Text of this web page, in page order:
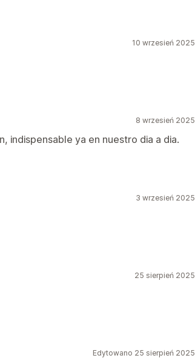
10 wrzesień 2025
8 wrzesień 2025
indispensable ya en nuestro dia a dia.
3 wrzesień 2025
25 sierpień 2025
Edytowano 25 sierpień 2025